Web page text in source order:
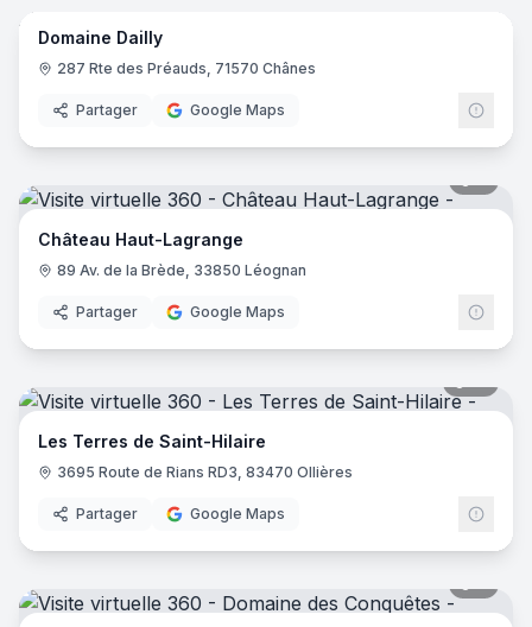
Domaine Dailly
287 Rte des Préauds, 71570 Chânes
Partager Google Maps
Château Haut-Lagrange
89 Av. de la Brède, 33850 Léognan
Partager Google Maps
Les Terres de Saint-Hilaire
3695 Route de Rians RD3, 83470 Ollières
Partager Google Maps